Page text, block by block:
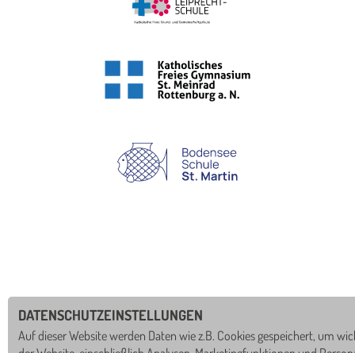
DATENSCHUTZEINSTELLUNGEN
Auf dieser Website werden Daten wie z.B. Cookies gespeichert, um